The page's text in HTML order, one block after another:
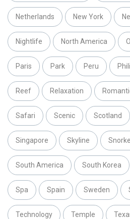
Netherlands New York
Nightlife North America
Paris Park Peru
Reef Relaxation
Safari Scenic Scotland
Singapore Skyline
South America South Korea
Spa Spain Sweden
Technology Temple